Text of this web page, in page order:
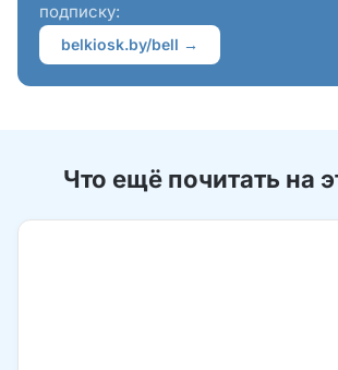
подписку:
belkiosk.by/bell →
Что ещё почитать на